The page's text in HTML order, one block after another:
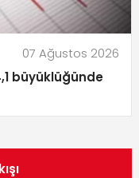
07 Ağustos 2026
büyüklüğünde